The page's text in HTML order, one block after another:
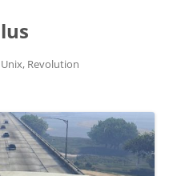
Revolution